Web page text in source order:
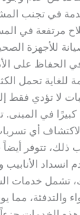
في تجنب
مرتفعة في
للأجهزة
الحفاظ على
للغاية تحمل
لا تؤدي فقط
كبيرًا في
أي
ذلك، تتوفر
انسداد الأنابيب
تشمل خدمات
والتدفئة، مما